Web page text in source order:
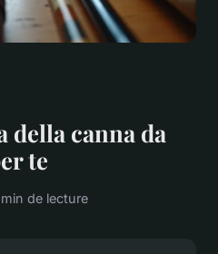
della canna da
te
de lecture